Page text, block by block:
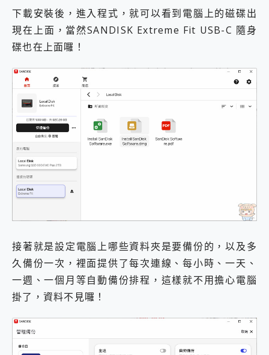
下載安裝後，進入程式，就可以看到電腦上的磁碟出
現在上面，當然SANDISK Extreme Fit USB-C 隨身
碟也在上面囉！
接著就是設定電腦上哪些資料夾是要備份的，以及多
久備份一次，裡面提供了每次連線、每小時、一天、
一週、一個月等自動備份排程，這樣就不用擔心電腦
掛了，資料不見囉！